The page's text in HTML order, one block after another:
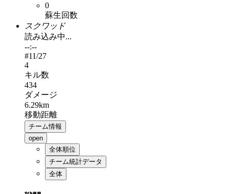
0
蘇生回数
スクワッド
読み込み中...
--:--
#11/27
4
キル数
434
ダメージ
6.29km
移動距離
チーム情報
open
全体順位
チーム統計データ
全体